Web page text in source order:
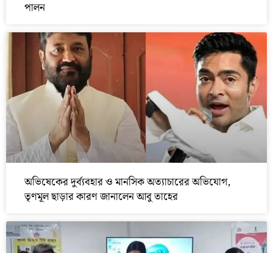
পালন
অভিষেকের দুর্ব্যবহার ও মানসিক অত্যাচারের অভিযোগ,
তৃণমূল ছাড়ার কারণ জানালেন আবু তাহের